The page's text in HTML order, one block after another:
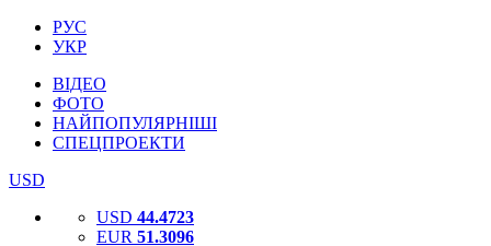
РУС
УКР
ВІДЕО
ФОТО
НАЙПОПУЛЯРНІШІ
СПЕЦПРОЕКТИ
USD
USD 44.4723
EUR 51.3096